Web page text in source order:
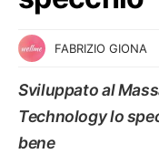
FABRIZIO GIONA
Sviluppato al
Technology lo
bene